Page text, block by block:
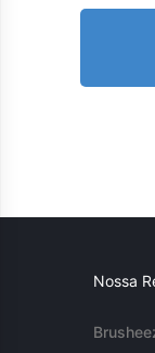
Nossa